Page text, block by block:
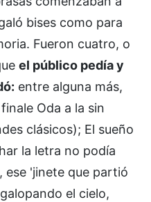
bises como para
Fueron cuatro, o
el público pedía y
entre alguna más,
Oda a la sin
clásicos); El sueño
la letra no podía
ese 'jinete que partió
el cielo,